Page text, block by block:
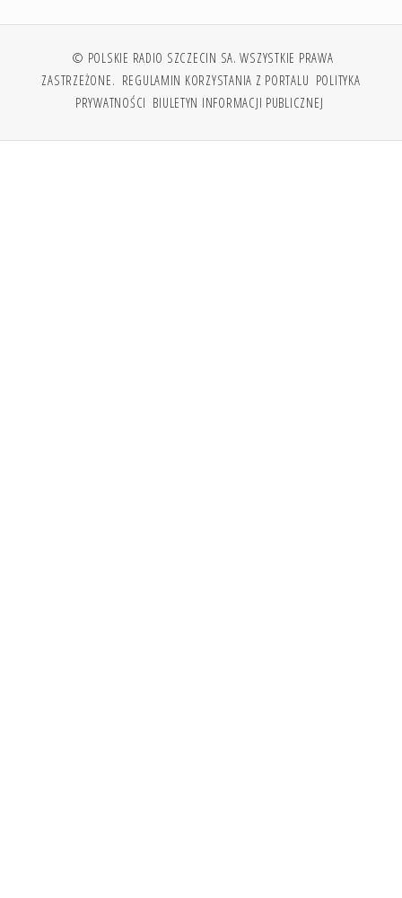
© POLSKIE RADIO SZCZECIN SA. WSZYSTKIE PRAWA
ZASTRZEŻONE. REGULAMIN KORZYSTANIA Z PORTALU POLITYKA
PRYWATNOŚCI BIULETYN INFORMACJI PUBLICZNEJ